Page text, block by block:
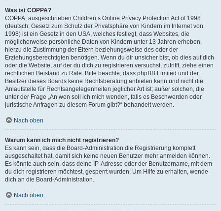
Was ist COPPA?
COPPA, ausgeschrieben Children’s Online Privacy Protection Act of 1998
(deutsch: Gesetz zum Schutz der Privatsphäre von Kindern im Internet von
1998) ist ein Gesetz in den USA, welches festlegt, dass Websites, die
möglicherweise persönliche Daten von Kindern unter 13 Jahren erheben,
hierzu die Zustimmung der Eltern beziehungsweise des oder der
Erziehungsberechtigten benötigen. Wenn du dir unsicher bist, ob dies auf dich
oder die Website, auf der du dich zu registrieren versuchst, zutrifft, ziehe einen
rechtlichen Beistand zu Rate. Bitte beachte, dass phpBB Limited und der
Besitzer dieses Boards keine Rechtsberatung anbieten kann und nicht die
Anlaufstelle für Rechtsangelegenheiten jeglicher Art ist; außer solchen, die
unter der Frage „An wen soll ich mich wenden, falls es Beschwerden oder
juristische Anfragen zu diesem Forum gibt?“ behandelt werden.
Nach oben
Warum kann ich mich nicht registrieren?
Es kann sein, dass die Board-Administration die Registrierung komplett
ausgeschaltet hat, damit sich keine neuen Benutzer mehr anmelden können.
Es könnte auch sein, dass deine IP-Adresse oder der Benutzername, mit dem
du dich registrieren möchtest, gesperrt wurden. Um Hilfe zu erhalten, wende
dich an die Board-Administration.
Nach oben